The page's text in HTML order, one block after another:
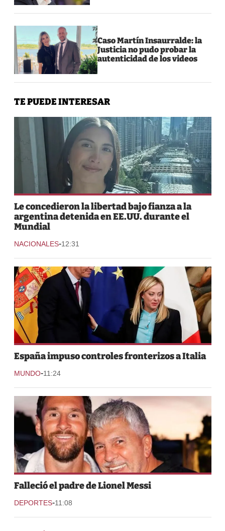
Caso Martín Insaurralde: la
Justicia no pudo probar la
autenticidad de los videos
TE PUEDE INTERESAR
Le concedieron la libertad bajo fianza a la
argentina detenida en EE.UU. durante el
Mundial
NACIONALES-12:31
España impuso controles fronterizos a Italia
MUNDO-11:24
Falleció el padre de Lionel Messi
DEPORTES-11:08